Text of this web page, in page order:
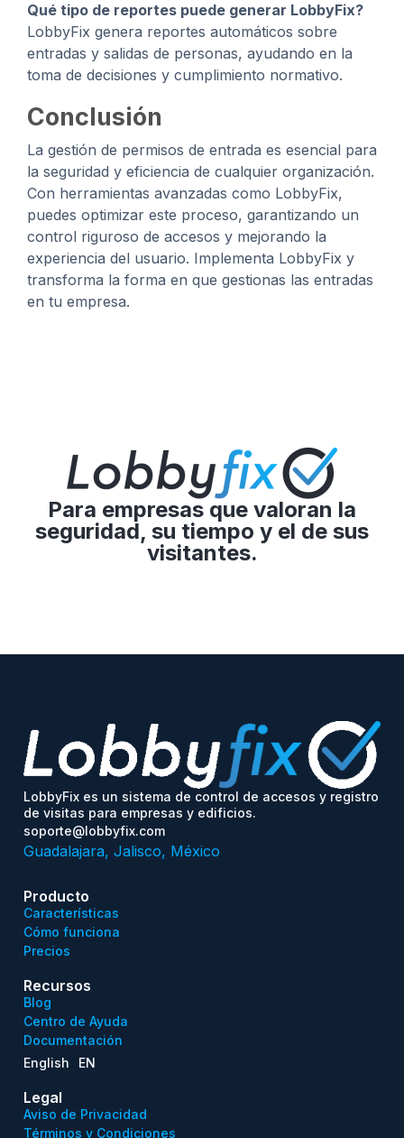
Qué tipo de reportes puede generar LobbyFix?
LobbyFix genera reportes automáticos sobre
entradas y salidas de personas, ayudando en la
toma de decisiones y cumplimiento normativo.
Conclusión
La gestión de permisos de entrada es esencial para
la seguridad y eficiencia de cualquier organización.
Con herramientas avanzadas como LobbyFix,
puedes optimizar este proceso, garantizando un
control riguroso de accesos y mejorando la
experiencia del usuario. Implementa LobbyFix y
transforma la forma en que gestionas las entradas
en tu empresa.
Para empresas que valoran la
seguridad, su tiempo y el de sus
visitantes.
LobbyFix es un sistema de control de accesos y registro
de visitas para empresas y edificios.
soporte@lobbyfix.com
Guadalajara, Jalisco, México
Producto
Características
Cómo funciona
Precios
Recursos
Blog
Centro de Ayuda
Documentación
English
EN
Legal
Aviso de Privacidad
Términos y Condiciones